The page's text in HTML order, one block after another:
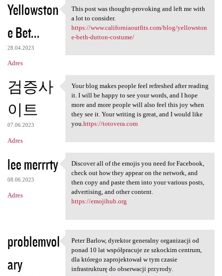
Yellowston
e Bet...
28.04.2023
Adres
This post was thought
This post was thought-provoking and left me with
a lot to consider.
https://www.californiaoutfits.com/blog/yellowston
e-beth-dutton-costume/
검증사
이트
07.06.2023
Adres
Your blog makes people feel
Your blog makes people feel refreshed after reading
it. I will be happy to see your words, and I hope
more and more people will also feel this joy when
they see it. Your writing is great, and I would like
you.https://totovera.com
lee merrrty
08.06.2023
Adres
Discover all of the emojis
Discover all of the emojis you need for Facebook,
check out how they appear on the network, and
then copy and paste them into your various posts,
advertising, and other content.
https://emojihub.org
problemvol
ary
Peter Barlow, dyrektor
Peter Barlow, dyrektor generalny organizacji od
ponad 10 lat współpracuje ze szkockim centrum,
dla którego zaprojektował w tym czasie
infrastrukturę do obserwacji przyrody.